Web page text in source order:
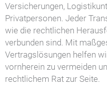
Versicherungen,
Privatpersonen. Jeder
wie die rechtlichen
verbunden sind. Mit
Vertragslösungen helfen
vornherein zu vermeiden
rechtlichem Rat zur Seite.